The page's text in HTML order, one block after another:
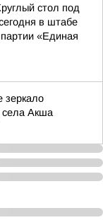
стол под
в штабе
«Единая
зеркало
села Акша